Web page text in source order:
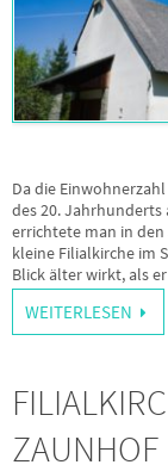
Da die
des 20. Jahrhunderts
errichtete man in den
kleine Filialkirche im
Blick älter wirkt, als
WEITERLESEN
ZAUNHOF